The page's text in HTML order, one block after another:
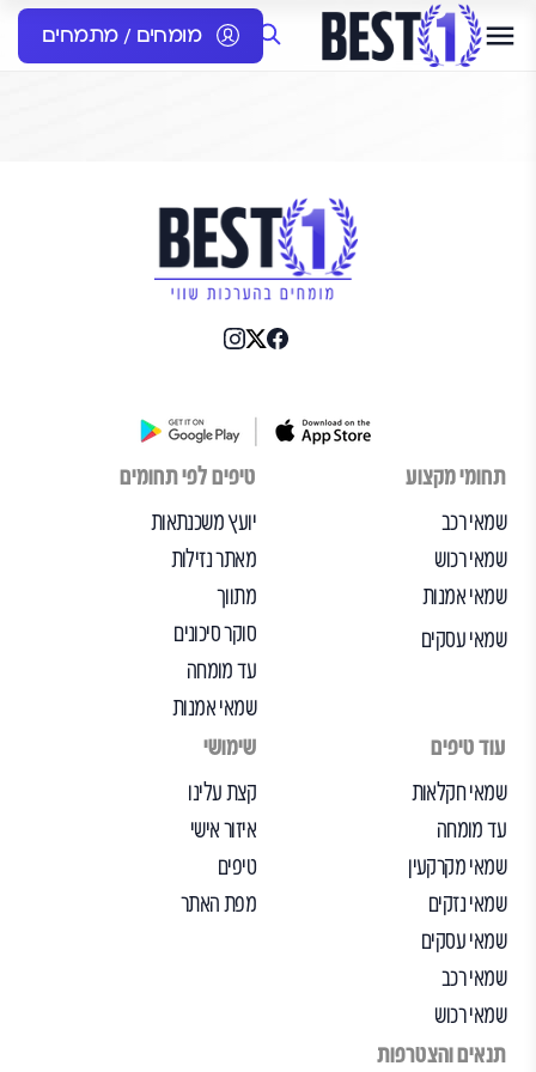
מומחים / מתמחים
תחומי מקצוע
שמאי רכב
שמאי רכוש
שמאי אמנות
שמאי עסקים
טיפים לפי תחומים
יועץ משכנתאות
מאתר נזילות
מתווך
סוקר סיכונים
עד מומחה
שמאי אמנות
עוד טיפים
שמאי חקלאות
עד מומחה
שמאי מקרקעין
שמאי נזקים
שמאי עסקים
שמאי רכב
שמאי רכוש
שימושי
קצת עלינו
איזור אישי
טיפים
מפת האתר
תנאים והצטרפות